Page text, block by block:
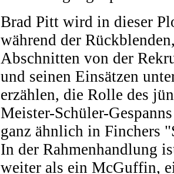
Brad Pitt wird in dieser
während der
Abschnitten von der
und seinen Einsätzen
erzählen, die Rolle des
Meister-Schüler-
ganz ähnlich in Finchers
In der Rahmenhandlung
weiter als ein McGuffin,